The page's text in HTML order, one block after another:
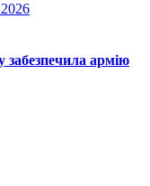
забезпечила армію